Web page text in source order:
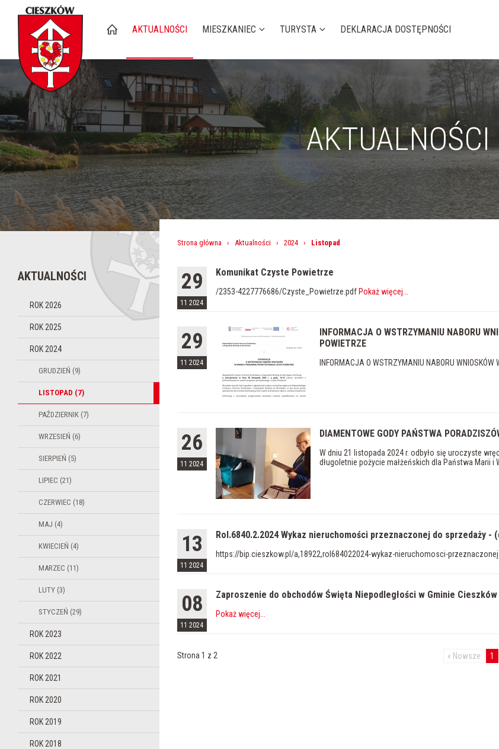
AKTUALNOŚCI MIESZKANIEC TURYSTA DEKLARACJA DOSTĘPNOŚCI
AKTUALNOŚCI
Strona główna › Aktualności › 2024 › Listopad
AKTUALNOŚCI
ROK 2026
ROK 2025
ROK 2024
GRUDZIEŃ (9)
LISTOPAD (7)
PAŹDZIERNIK (7)
WRZESIEŃ (6)
SIERPIEŃ (5)
LIPIEC (21)
CZERWIEC (18)
MAJ (4)
KWIECIEŃ (4)
MARZEC (11)
LUTY (3)
STYCZEŃ (29)
ROK 2023
ROK 2022
ROK 2021
ROK 2020
ROK 2019
ROK 2018
29
11 2024
Komunikat Czyste Powietrze
/2353-4227776686/Czyste_Powietrze.pdf Pokaż więcej
29
11 2024
INFORMACJA O WSTRZYMANIU NABORU
POWIETRZE
INFORMACJA O WSTRZYMANIU NABORU
26
11 2024
DIAMENTOWE GODY PAŃSTWA
W dniu 21 listopada 2024 r. odbyło się uroczyste
długoletnie pożycie małżeńskich dla Państwa Marii
13
11 2024
Rol.6840.2.2024 Wykaz nieruchomości przeznaczonej do sprzedaży -
https://bip.cieszkow.pl/a,18922,rol684022024-wykaz-nieruchomosci-
08
11 2024
Zaproszenie do obchodów Święta Niepodległości w Gminie Cieszków
Pokaż więcej
Strona 1 z 2 « Nowsze 1